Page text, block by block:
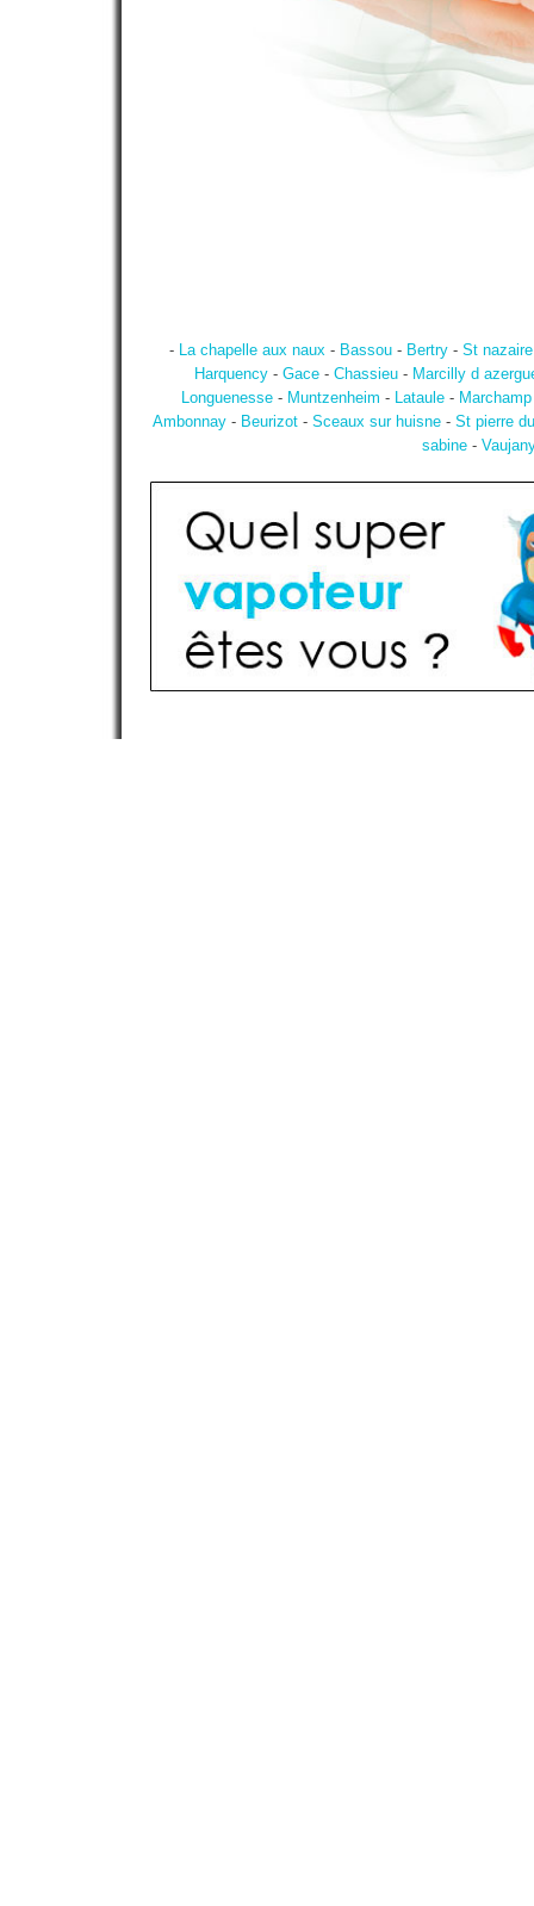
- La chapelle aux naux- Bassou- Bertry- St
Harquency- Gace- Chassieu- Marcilly d
Longuenesse - Muntzenheim - Lataule - Marchamp
Ambonnay- Beurizot- Sceaux sur huisne- St pierre
sabine-